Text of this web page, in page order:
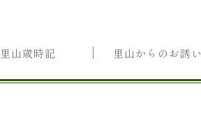
里山歳時記 里山からのお誘い